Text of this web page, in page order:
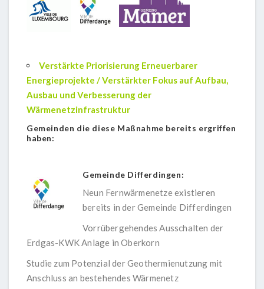
Verstärkte Priorisierung Erneuerbarer
Energieprojekte / Verstärkter Fokus auf Aufbau,
Ausbau und Verbesserung der
Wärmenetzinfrastruktur
Gemeinden die diese Maßnahme bereits ergriffen
haben:
Gemeinde Differdingen:
Neun Fernwärmenetze existieren
bereits in der Gemeinde Differdingen
Vorrübergehendes Ausschalten der
Erdgas-KWK Anlage in Oberkorn
Studie zum Potenzial der Geothermienutzung mit
Anschluss an bestehendes Wärmenetz